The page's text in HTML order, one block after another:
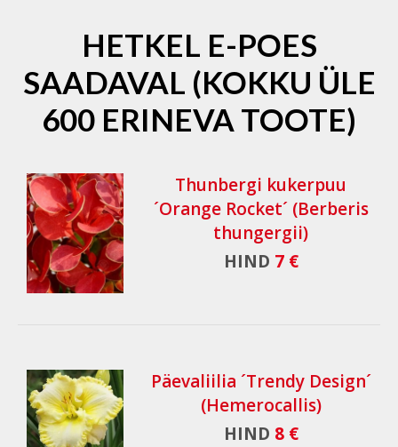
HETKEL E-POES
SAADAVAL (KOKKU ÜLE
600 ERINEVA TOOTE)
Thunbergi kukerpuu
´Orange Rocket´ (Berberis
thungergii)
HIND 7 €
Päevaliilia ´Trendy Design´
(Hemerocallis)
HIND 8 €